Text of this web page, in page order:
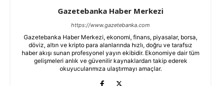
Gazetebanka Haber Merkezi
https://www.gazetebanka.com
Gazetebanka Haber Merkezi, ekonomi, finans, piyasalar, borsa,
döviz, altın ve kripto para alanlarında hızlı, doğru ve tarafsız
haber akışı sunan profesyonel yayın ekibidir. Ekonomiye dair tüm
gelişmeleri anlık ve güvenilir kaynaklardan takip ederek
okuyucularımıza ulaştırmayı amaçlar.